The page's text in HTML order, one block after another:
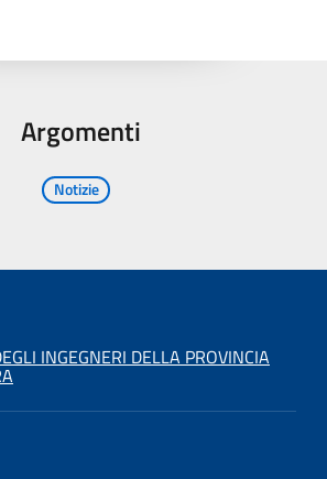
Argomenti
Notizie
INGEGNERI DELLA PROVINCIA